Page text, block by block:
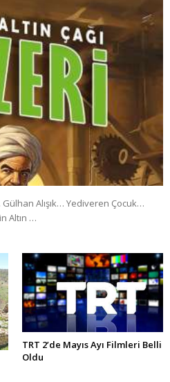
Alışık… Yediveren Çocuk…
Altın …
TRT 2’de Mayıs Ayı Filmleri Belli
Oldu